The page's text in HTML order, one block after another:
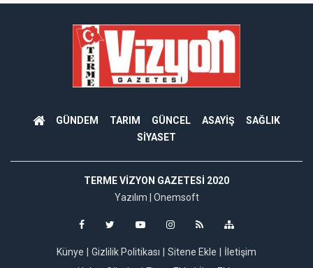
GÜNDEM TARIM GÜNCEL ASAYİŞ
SAĞLIK
SİYASET
TERME VIZYON GAZETESI 2020
Yazılım | Onemsoft
Künye Gizlilik Politikası Sitene Ekle
İletişim